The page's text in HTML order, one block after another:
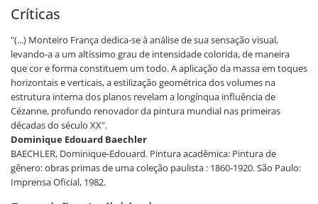
Críticas
"(...) Monteiro França dedica-se à análise de sua sensação visual,
levando-a a um altíssimo grau de intensidade colorida, de maneira
que cor e forma constituem um todo. A aplicação da massa em toques
horizontais e verticais, a estilização geométrica dos volumes na
estrutura interna dos planos revelam a longínqua influência de
Cézanne, profundo renovador da pintura mundial nas primeiras
décadas do século XX".
Dominique Edouard Baechler
BAECHLER, Dominique-Edouard. Pintura acadêmica: Pintura de
gênero: obras primas de uma coleção paulista : 1860-1920. São Paulo:
Imprensa Oficial, 1982.